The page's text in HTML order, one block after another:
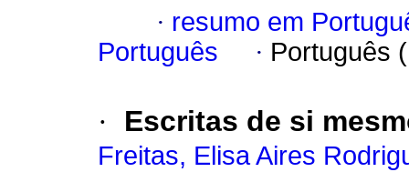
· resumo em
Português
· Português
· Escritas de si
Freitas, Elisa Aires